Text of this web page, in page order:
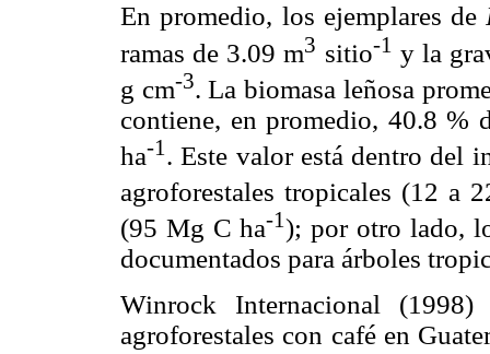
En promedio, los ejemplares de
ramas de 3.09 m3 sitio-1 y la
g cm-3. La biomasa leñosa
contiene, en promedio, 40.8 %
ha-1 . Este valor está dentro del
agroforestales tropicales (12 a
(95 Mg C ha-1); por otro lado,
documentados para árboles
Winrock Internacional
agroforestales con café en